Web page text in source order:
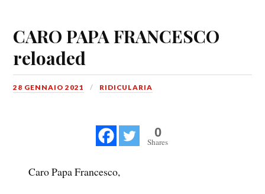
CARO PAPA FRANCESCO
reloaded
28 GENNAIO 2021 RIDICULARIA
0
Shares
Caro Papa Francesco,